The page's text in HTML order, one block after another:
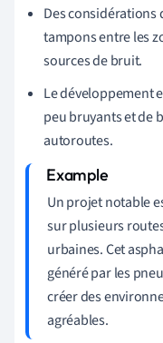
Des
tampons entre les
sources de bruit.
Le développement
peu bruyants et de
autoroutes.
Un projet notable
sur plusieurs
urbaines. Cet
généré par les
créer des
agréables.